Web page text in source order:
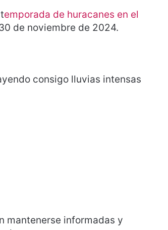
emporada de huracanes en el
de noviembre de 2024.
consigo lluvias intensas
mantenerse informadas y